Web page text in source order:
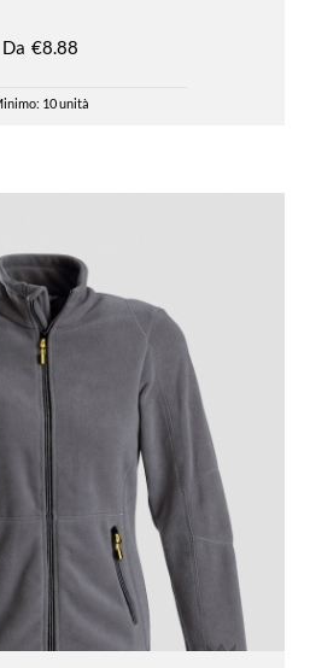
Da €8.88
10 unità